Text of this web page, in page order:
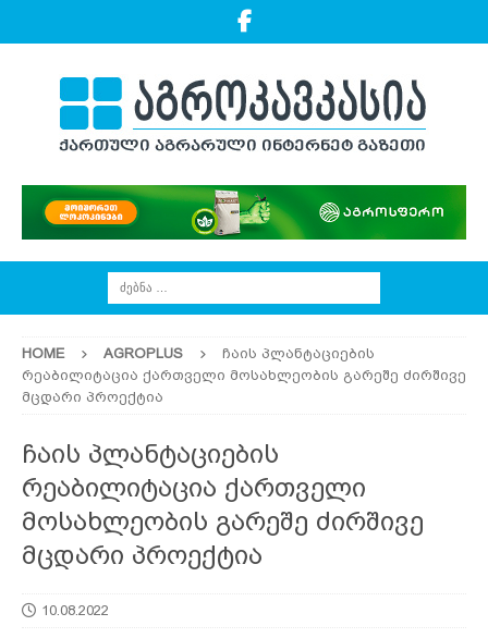
HOME AGROPLUS
ჩაის პლანტაციების
რეაბილიტაცია ქართველი მოსახლეობის გარეშე ძირშივე
მცდარი პროექტია
ჩაის პლანტაციების
რეაბილიტაცია ქართველი
მოსახლეობის გარეშე ძირშივე
მცდარი პროექტია
10.08.2022